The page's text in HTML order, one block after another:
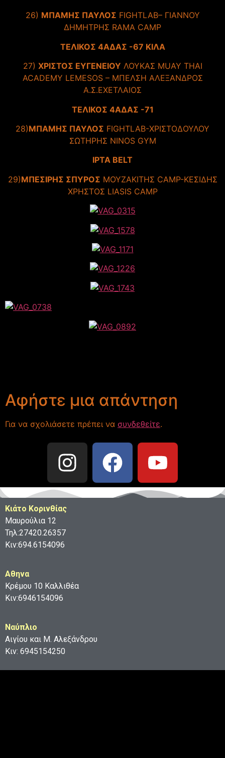
26) ΜΠΑΜΗΣ ΠΑΥΛΟΣ FIGHTLAB– ΓΙΑΝΝΟΥ
ΔΗΜΗΤΡΗΣ RAMA CAMP
TΕΛΙΚΟΣ 4ΑΔΑΣ -67 ΚΙΛΑ
27) ΧΡΙΣΤΟΣ ΕΥΓΕΝΕΙΟΥ ΛΟΥΚΑΣ MUAY THAI
ACADEMY LEMESOS – ΜΠΕΛΣΗ ΑΛΕΞΑΝΔΡΟΣ
Α.Σ.ΕΧΕΤΛΑΙΟΣ
TEΛΙΚΟΣ 4ΑΔΑΣ -71
28)ΜΠΑΜΗΣ ΠΑΥΛΟΣ FIGHTLAB-ΧΡΙΣΤΟΔΟΥΛΟΥ
ΣΩΤΗΡΗΣ NINOS GYM
IPTA BELT
29)ΜΠΕΣΙΡΗΣ ΣΠΥΡΟΣ ΜΟΥΖΑΚΙΤΗΣ CAMP-ΚΕΣΙΔΗΣ
ΧΡΗΣΤΟΣ LIASIS CAMP
Αφήστε μια απάντηση
Για να σχολιάσετε πρέπει να συνδεθείτε.
Κιάτο Κορινθίας
Μαυρούλια 12
Τηλ:27420.26357
Κιν:694.6154096
Aθηνα
Κρέμου 10 Καλλιθέα
Κιν:6946154096
Ναύπλιο
Αιγίου και Μ. Αλεξάνδρου
Κιν: 6945154250